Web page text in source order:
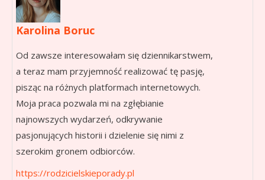
Karolina Boruc
Od zawsze interesowałam się dziennikarstwem,
a teraz mam przyjemność realizować tę pasję,
pisząc na różnych platformach internetowych.
Moja praca pozwala mi na zgłębianie
najnowszych wydarzeń, odkrywanie
pasjonujących historii i dzielenie się nimi z
szerokim gronem odbiorców.
https://rodzicielskieporady.pl